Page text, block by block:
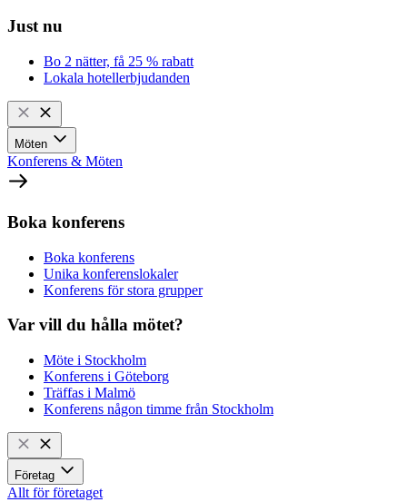
Just nu
Bo 2 nätter, få 25 % rabatt
Lokala hotellerbjudanden
Möten
Konferens & Möten
Boka konferens
Boka konferens
Unika konferenslokaler
Konferens för stora grupper
Var vill du hålla mötet?
Möte i Stockholm
Konferens i Göteborg
Träffas i Malmö
Konferens någon timme från Stockholm
Företag
Allt för företaget